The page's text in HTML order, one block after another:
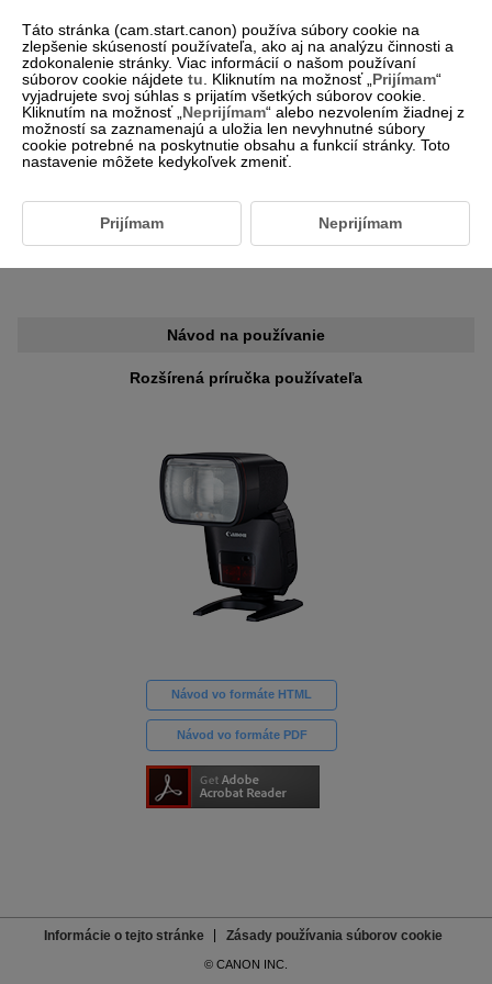
-- Voľba regiónu/krajiny -- Sloveny
Návod na používanie
Rozšírená príručka používateľa
Návod vo formáte HTML
Návod vo formáte PDF
Informácie o tejto stránke Zásady používania súborov cookie
© CANON INC.
Táto stránka (cam.start.canon) používa súbory cookie na
zlepšenie skúseností používateľa, ako aj na analýzu činnosti a
zdokonalenie stránky. Viac informácií o našom používaní
súborov cookie nájdete tu. Kliknutím na možnosť „ Prijímam“
vyjadrujete svoj súhlas s prijatím všetkých súborov cookie.
Kliknutím na možnosť „Neprijímam“ alebo nezvolením žiadnej z
možností sa zaznamenajú a uložia len nevyhnutné súbory
cookie potrebné na poskytnutie obsahu a funkcií stránky. Toto
nastavenie môžete kedykoľvek zmeniť.
Prijímam Neprijímam